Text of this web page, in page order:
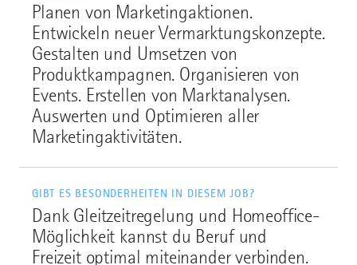
Planen von Marketingaktionen.
Entwickeln neuer Vermarktungskonzepte.
Gestalten und Umsetzen von
Produktkampagnen. Organisieren von
Events. Erstellen von Marktanalysen.
Auswerten und Optimieren aller
Marketingaktivitäten.
GIBT ES BESONDERHEITEN IN DIESEM JOB?
Dank Gleitzeitregelung und Homeoffice-
Möglichkeit kannst du Beruf und
Freizeit optimal miteinander verbinden.